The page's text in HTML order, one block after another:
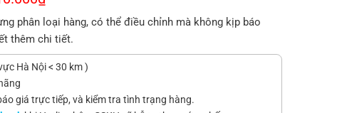
phân loại hàng, có thể điều chỉnh mà không kịp báo
thêm chi tiết.
Hà Nội < 30 km )
giá trực tiếp, và kiểm tra tình trạng hàng.